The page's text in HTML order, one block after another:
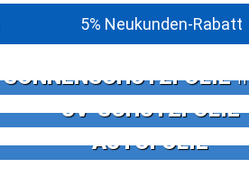
5% Neukunden-Rabatt
SONNENSCHUTZFOLIE
UV-SCHUTZFOLIE
AUTOFOLIE